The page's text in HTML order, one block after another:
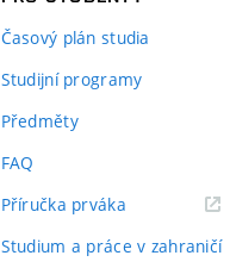
Časový plán studia
Studijní programy
Předměty
FAQ
Příručka prváka(externí
Studium a práce v zahraničí